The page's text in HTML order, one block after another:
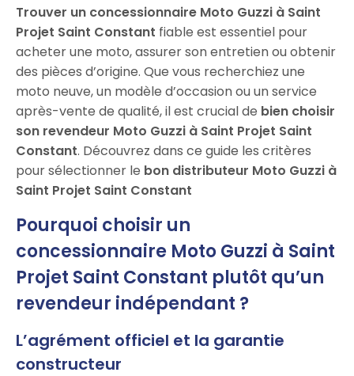
Trouver un concessionnaire Moto Guzzi à Saint
Projet Saint Constant fiable est essentiel pour
acheter une moto, assurer son entretien ou obtenir
des pièces d’origine. Que vous recherchiez une
moto neuve, un modèle d’occasion ou un service
après-vente de qualité, il est crucial de bien choisir
son revendeur Moto Guzzi à Saint Projet Saint
Constant. Découvrez dans ce guide les critères
pour sélectionner le bon distributeur Moto Guzzi à
Saint Projet Saint Constant
Pourquoi choisir un
concessionnaire Moto Guzzi à Saint
Projet Saint Constant plutôt qu’un
revendeur indépendant ?
L’agrément officiel et la garantie
constructeur